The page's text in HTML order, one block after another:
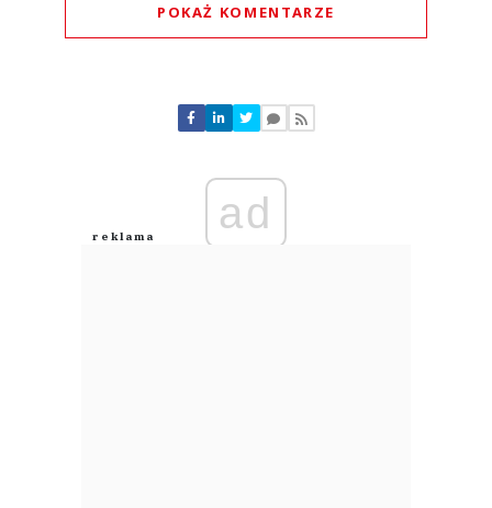
POKAŻ KOMENTARZE
Nie znaleziono komentarzy
Zostaw swoje komentarze
Anuluj
ad